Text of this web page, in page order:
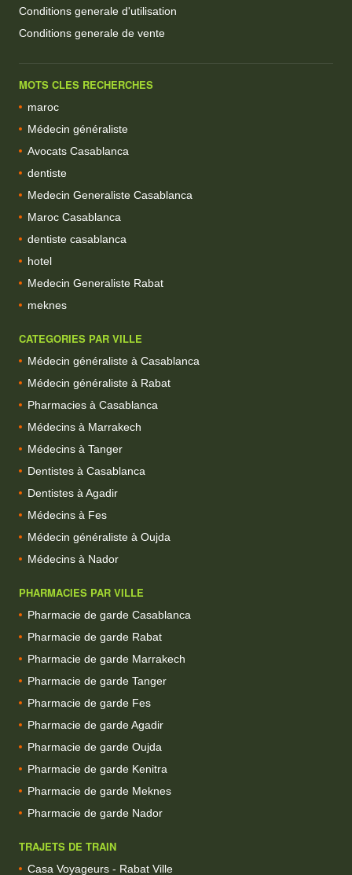
Conditions generale d'utilisation
Conditions generale de vente
MOTS CLES RECHERCHES
maroc
Médecin généraliste
Avocats Casablanca
dentiste
Medecin Generaliste Casablanca
Maroc Casablanca
dentiste casablanca
hotel
Medecin Generaliste Rabat
meknes
CATEGORIES PAR VILLE
Médecin généraliste à Casablanca
Médecin généraliste à Rabat
Pharmacies à Casablanca
Médecins à Marrakech
Médecins à Tanger
Dentistes à Casablanca
Dentistes à Agadir
Médecins à Fes
Médecin généraliste à Oujda
Médecins à Nador
PHARMACIES PAR VILLE
Pharmacie de garde Casablanca
Pharmacie de garde Rabat
Pharmacie de garde Marrakech
Pharmacie de garde Tanger
Pharmacie de garde Fes
Pharmacie de garde Agadir
Pharmacie de garde Oujda
Pharmacie de garde Kenitra
Pharmacie de garde Meknes
Pharmacie de garde Nador
TRAJETS DE TRAIN
Casa Voyageurs - Rabat Ville